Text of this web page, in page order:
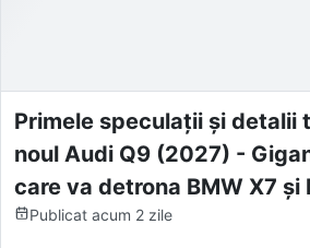
Primele speculații și detalii
noul Audi Q9 (2027) -
care va detrona BMW X7 și
Publicat acum 2 zile